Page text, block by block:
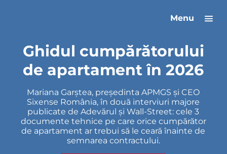
Menu
Ghidul cumpărătorului
de apartament în 2026
Mariana Garștea, președinta APMGS și CEO
Sixense România, în două interviuri majore
publicate de Adevărul și Wall-Street: cele 3
documente tehnice pe care orice cumpărător
de apartament ar trebui să le ceară înainte de
semnarea contractului.